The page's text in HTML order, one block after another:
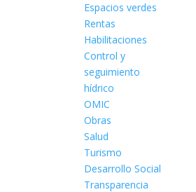
Espacios verdes
Rentas
Habilitaciones
Control y
seguimiento
hídrico
OMIC
Obras
Salud
Turismo
Desarrollo Social
Transparencia